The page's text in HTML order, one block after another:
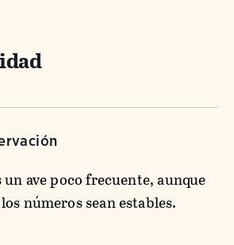
un ave poco frecuente, aunque
números sean estables.